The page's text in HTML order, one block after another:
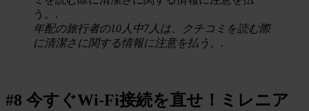
年配の旅行者の10人中7人は、クチコミを読む際
に清潔さに関する情報に注意を払う。 .
#8 今すぐWi-Fi接続を直せ！ミレニア